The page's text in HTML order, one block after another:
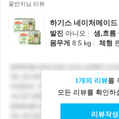
꽃반지님 리뷰
하기스 네이처메이드
발진 아니오 | 샘,흐름
몸무게 8.5 kg | 체형
1개의 리뷰를
모든 리뷰를 확인하
리뷰작성